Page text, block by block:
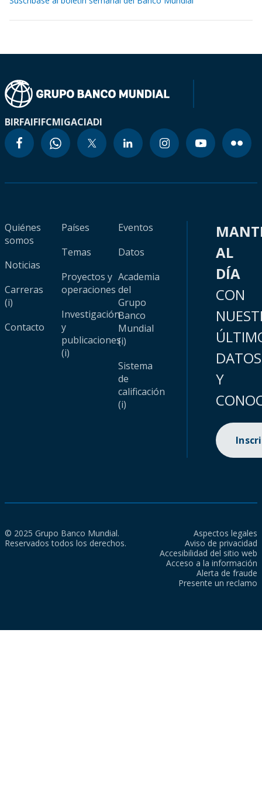
BIRFAIFIFCMIGACIADI
Quiénes
somos
Noticias
Carreras
(i)
Contacto
Países
Temas
Proyectos y
operaciones
Investigación
y
publicaciones
(i)
Eventos
Datos
Academia
del
Grupo
Banco
Mundial
(i)
Sistema
de
calificación
(i)
AL
DÍA
CON
DATOS
Y
© 2025 Grupo Banco Mundial.
Reservados todos los derechos.
Aspectos legales
Aviso de privacidad
Accesibilidad del sitio web
Acceso a la información
Alerta de fraude
Presente un reclamo